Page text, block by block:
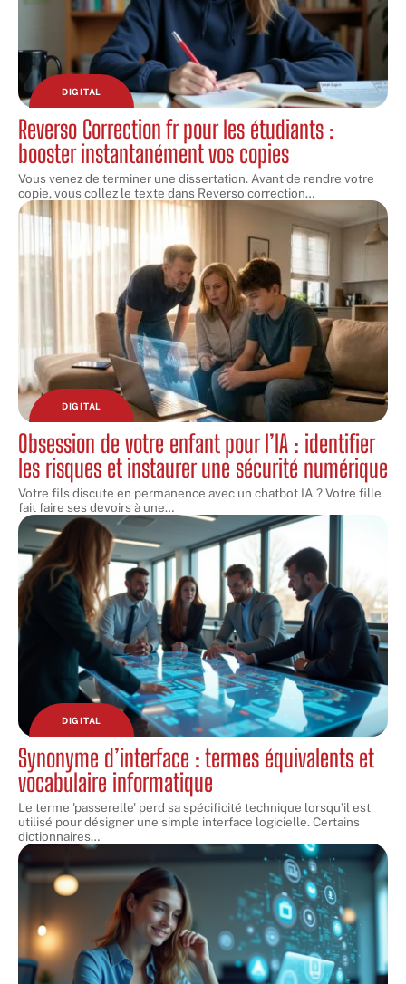
DIGITAL
Reverso Correction fr pour les étudiants :
booster instantanément vos copies
Vous venez de terminer une dissertation. Avant de rendre votre
copie, vous collez le texte dans Reverso correction…
DIGITAL
Obsession de votre enfant pour l’IA : identifier
les risques et instaurer une sécurité numérique
Votre fils discute en permanence avec un chatbot IA ? Votre fille
fait faire ses devoirs à une…
DIGITAL
Synonyme d’interface : termes équivalents et
vocabulaire informatique
Le terme 'passerelle' perd sa spécificité technique lorsqu’il est
utilisé pour désigner une simple interface logicielle. Certains
dictionnaires…